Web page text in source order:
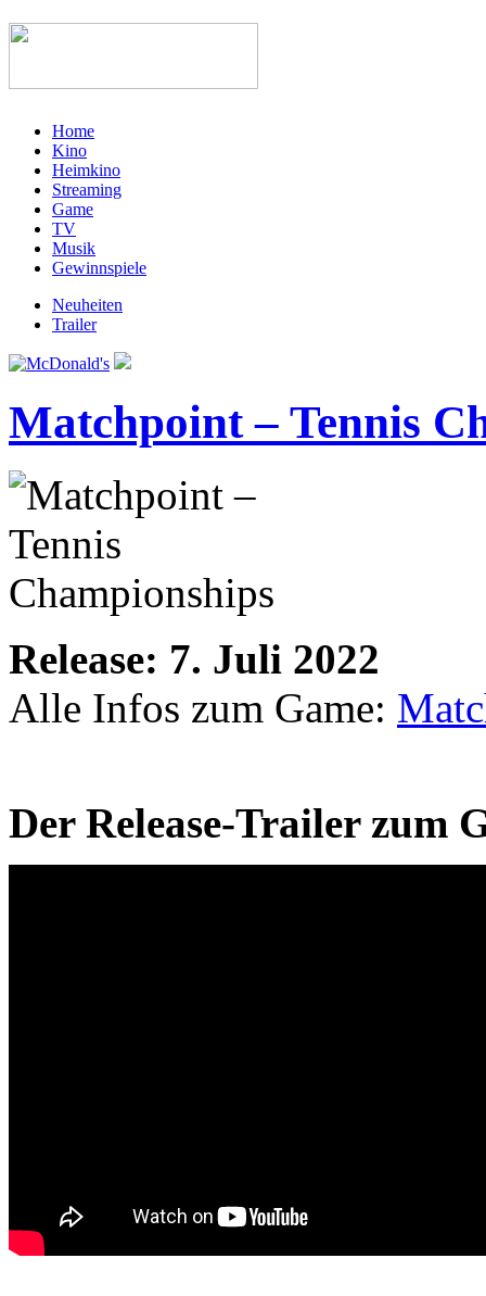
Home
Kino
Heimkino
Streaming
Game
TV
Musik
Gewinnspiele
Neuheiten
Trailer
Matchpoint – Tennis
Release: 7. Juli 2022
Alle Infos zum Game:
Der Release-Trailer zum